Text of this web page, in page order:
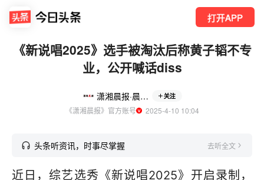
打开APP
《新说唱2025》选手被淘汰后称黄子韬不专
业，公开喊话diss
潇湘晨报·晨视频 关注
《潇湘晨报》官方账号
  2025-4-10 10:04
头条听资讯，时事尽掌握 去听全文
近日，综艺选秀《新说唱2025》开启录制，